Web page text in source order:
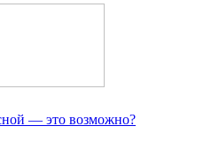
— это возможно?